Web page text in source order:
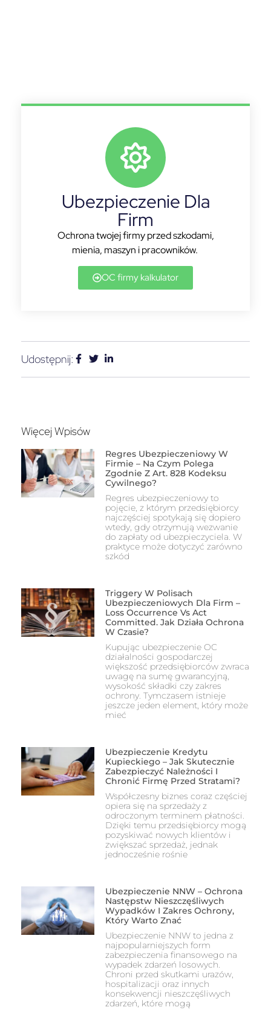
Ubezpieczenie Dla
Firm
Ochrona twojej firmy przed szkodami,
mienia, maszyn i pracowników.
OC firmy kalkulator
Udostępnij:
Więcej Wpisów
Regres Ubezpieczeniowy W
Firmie – Na Czym Polega
Zgodnie Z Art. 828 Kodeksu
Cywilnego?
Regres ubezpieczeniowy to
pojęcie, z którym przedsiębiorcy
najczęściej spotykają się dopiero
wtedy, gdy otrzymują wezwanie
do zapłaty od ubezpieczyciela. W
praktyce może dotyczyć zarówno
szkód
Triggery W Polisach
Ubezpieczeniowych Dla Firm –
Loss Occurrence Vs Act
Committed. Jak Działa Ochrona
W Czasie?
Kupując ubezpieczenie OC
działalności gospodarczej
większość przedsiębiorców zwraca
uwagę na sumę gwarancyjną,
wysokość składki czy zakres
ochrony. Tymczasem istnieje
jeszcze jeden element, który może
mieć
Ubezpieczenie Kredytu
Kupieckiego – Jak Skutecznie
Zabezpieczyć Należności I
Chronić Firmę Przed Stratami?
Współczesny biznes coraz częściej
opiera się na sprzedaży z
odroczonym terminem płatności.
Dzięki temu przedsiębiorcy mogą
pozyskiwać nowych klientów i
zwiększać sprzedaż, jednak
jednocześnie rośnie
Ubezpieczenie NNW – Ochrona
Następstw Nieszczęśliwych
Wypadków I Zakres Ochrony,
Który Warto Znać
Ubezpieczenie NNW to jedna z
najpopularniejszych form
zabezpieczenia finansowego na
wypadek zdarzeń losowych.
Chroni przed skutkami urazów,
hospitalizacji oraz innych
konsekwencji nieszczęśliwych
zdarzeń, które mogą